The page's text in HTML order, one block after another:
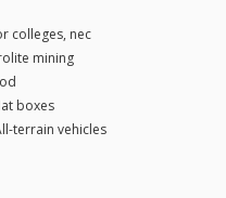
colleges, nec
mining
boxes
terrain vehicles